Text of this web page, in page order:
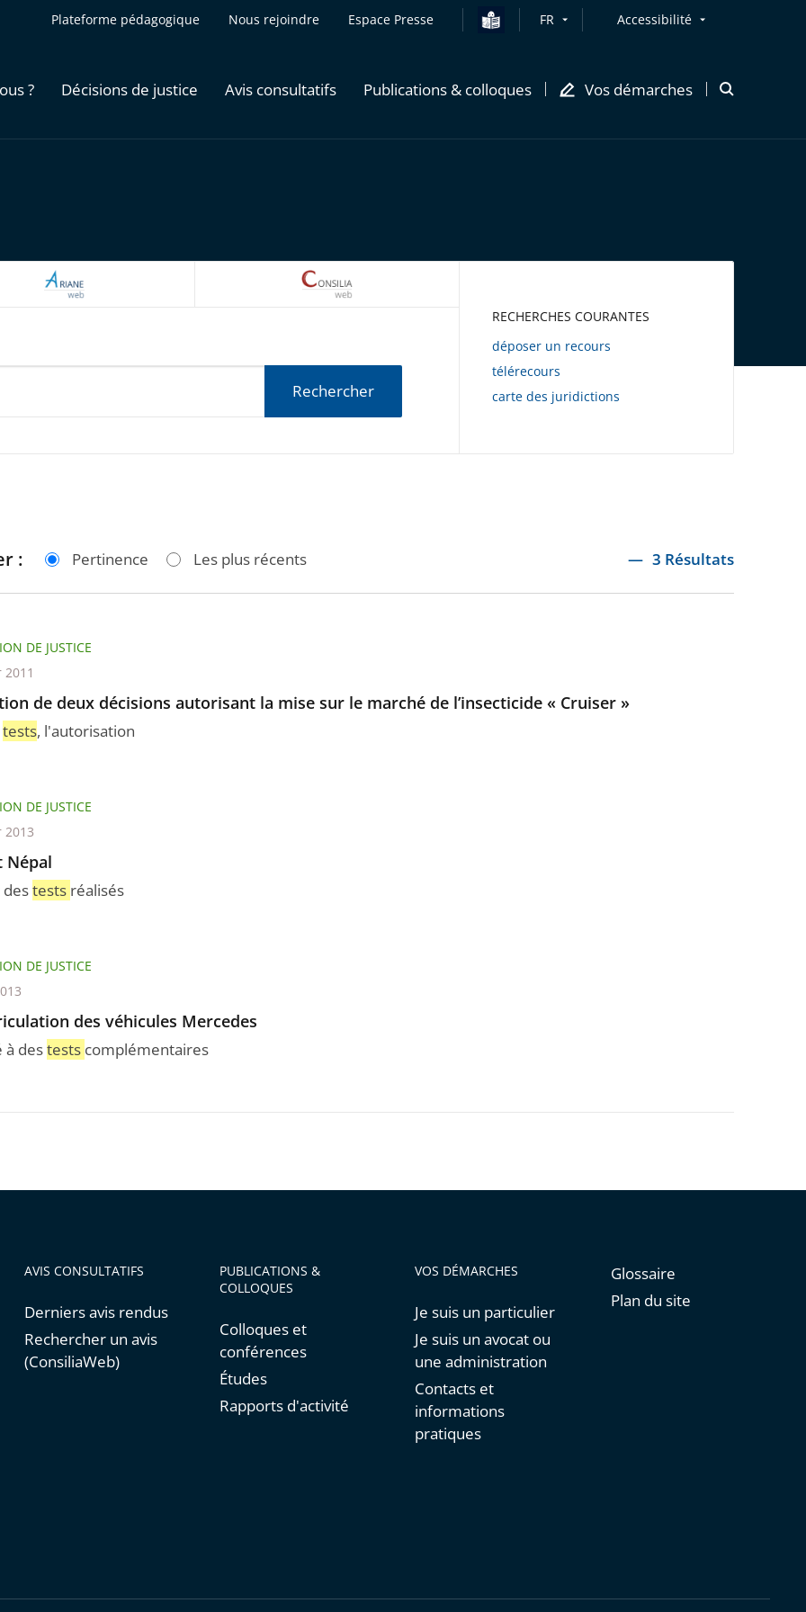
Plateforme pédagogique Nous rejoindre Espace Presse FR Accessibilité
? Décisions de justice Avis consultatifs Publications & colloques Vos démarches
Ouvrir
ARIANEWEB
Rechercher
RECHERCHES COURANTES
déposer un recours
télérecours
carte des juridictions
: Pertinence Les plus récents 3 Résultats
de deux décisions autorisant la mise sur le marché de l’insecticide « Cruiser »
tests, l'autorisation
DE JUSTICE
Népal
tests réalisés
DE JUSTICE
2013
des véhicules Mercedes
à destests complémentaires
DE JUSTICE
AVIS CONSULTATIFS
Derniers avis rendus
Rechercher un avis
(ConsiliaWeb)
PUBLICATIONS &
COLLOQUES
Colloques et
conférences
Études
Rapports d'activité
VOS DÉMARCHES
Je suis un particulier
Je suis un avocat ou
une administration
Contacts et
informations
pratiques
Glossaire
Plan du site